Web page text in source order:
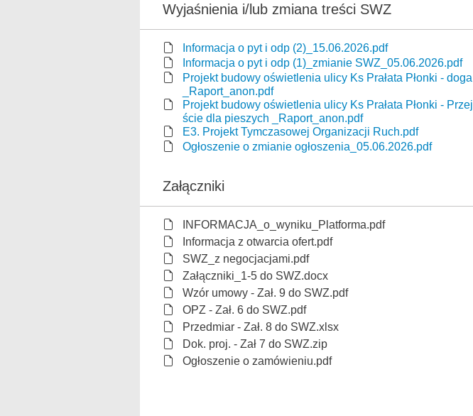
Wyjaśnienia i/lub zmiana treści SWZ
Informacja o pyt i odp (2)_15.06.2026.pdf
Informacja o pyt i odp (1)_zmianie SWZ_05.06.2026.pdf
Projekt budowy oświetlenia ulicy Ks Prałata Płonki - doga
_Raport_anon.pdf
Projekt budowy oświetlenia ulicy Ks Prałata Płonki - Przej
ście dla pieszych _Raport_anon.pdf
E3. Projekt Tymczasowej Organizacji Ruch.pdf
Ogłoszenie o zmianie ogłoszenia_05.06.2026.pdf
Załączniki
INFORMACJA_o_wyniku_Platforma.pdf
Informacja z otwarcia ofert.pdf
SWZ_z negocjacjami.pdf
Załączniki_1-5 do SWZ.docx
Wzór umowy - Zał. 9 do SWZ.pdf
OPZ - Zał. 6 do SWZ.pdf
Przedmiar - Zał. 8 do SWZ.xlsx
Dok. proj. - Zał 7 do SWZ.zip
Ogłoszenie o zamówieniu.pdf